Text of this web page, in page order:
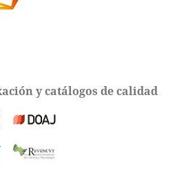
y catálogos de calidad